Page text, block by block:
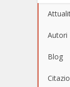
Autori
Blog